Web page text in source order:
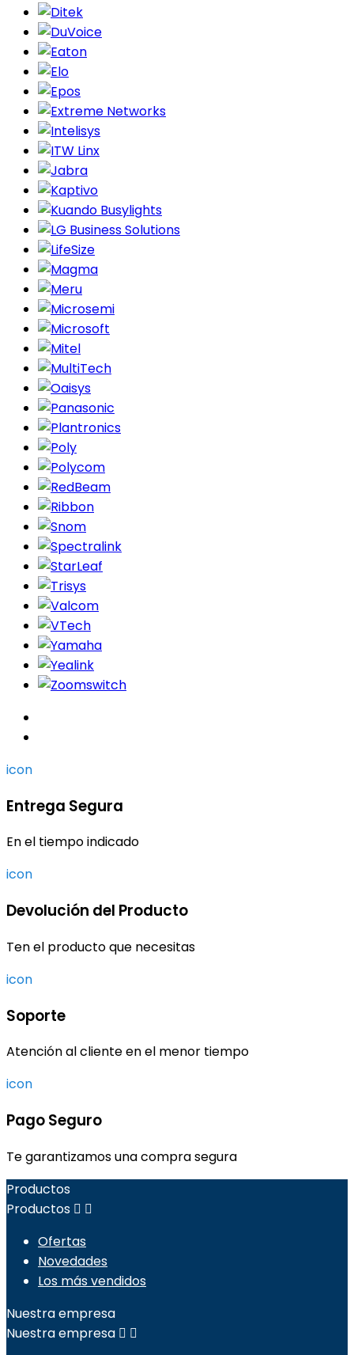
icon
Entrega Segura
En el tiempo indicado
icon
Devolución del Producto
Ten el producto que necesitas
icon
Soporte
Atención al cliente en el menor tiempo
icon
Pago Seguro
Te garantizamos una compra segura
Productos
Productos  
Ofertas
Novedades
Los más vendidos
Nuestra empresa
Nuestra empresa  